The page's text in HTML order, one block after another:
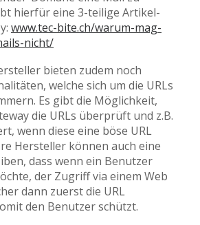
hierfür eine 3-teilige Artikel-
www.tec-bite.ch/warum-mag-
nicht/
bieten zudem noch
welche sich um die URLs
Es gibt die Möglichkeit,
die URLs überprüft und z.B.
wenn diese eine böse URL
Hersteller können auch eine
dass wenn ein Benutzer
der Zugriff via einem Web
dann zuerst die URL
den Benutzer schützt.